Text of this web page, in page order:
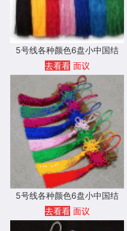
5号线各种颜色6盘小中国结
去看看 面议
5号线各种颜色6盘小中国结
去看看 面议